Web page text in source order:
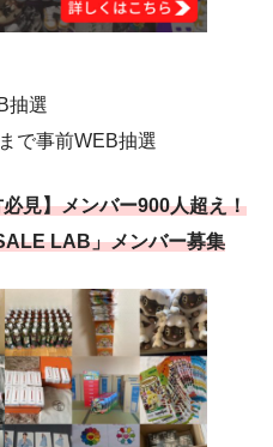
抽選
で事前WEB抽選
見】メンバー900人超え！
LAB」メンバー募集